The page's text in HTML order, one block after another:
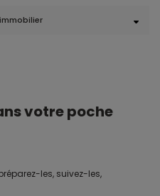
votre poche
les, suivez-les,